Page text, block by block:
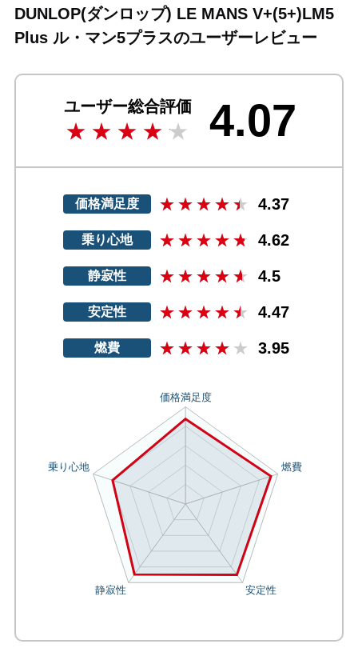
DUNLOP(ダンロップ) LE MANS V+(5+)LM5
Plus ル・マン5プラスのユーザーレビュー
ユーザー総合評価 4.07
価格満足度 4.37
乗り心地 4.62
静寂性 4.5
安定性 4.47
燃費 3.95